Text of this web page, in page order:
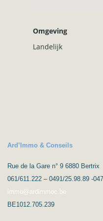
Omgeving
Landelijk
Ard’Immo & Conseils
Rue de la Gare n° 9 6880 Bertrix
061/611.222 – 0491/25.98.89 -
immo@ardimmoc.be
BE1012.705.239